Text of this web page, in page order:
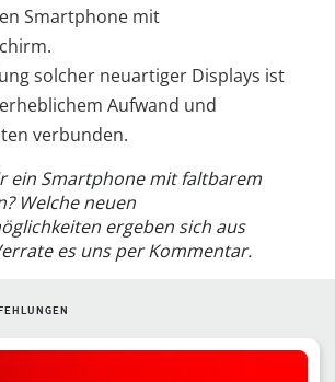
Smartphone mit
solcher neuartiger Displays ist
Aufwand und
verbunden.
ein Smartphone mit faltbarem
Welche neuen
ergeben sich aus
es uns per Kommentar.